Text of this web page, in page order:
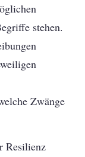
stehen.
Zwänge
Resilienz